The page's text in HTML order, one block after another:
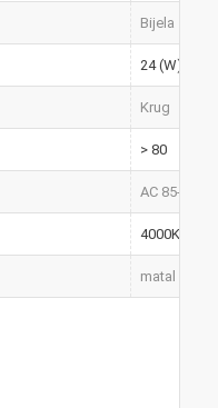
Bijela
24 (W)
Krug
> 80
AC 85-
4000K
matal +